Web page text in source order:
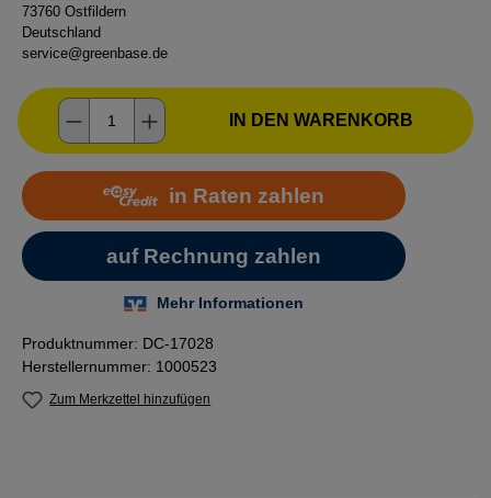
73760 Ostfildern
Deutschland
service@greenbase.de
Produkt Anzahl: Gib den gewünschten
IN DEN WARENKORB
Produktnummer: DC-17028
Herstellernummer: 1000523
Zum Merkzettel hinzufügen